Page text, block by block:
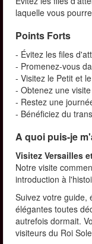
laquelle vous
Points Forts
- Évitez les files
- Promenez-vous
- Visitez le Petit et
- Obtenez une
- Restez une
- Bénéficiez du
A quoi puis-je
Visitez Versailles
Notre visite
introduction à
Suivez votre guide,
élégantes toutes
autrefois dormait.
visiteurs du Roi